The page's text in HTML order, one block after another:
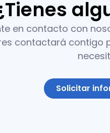
en contacto con
contactará contigo
Solicitar